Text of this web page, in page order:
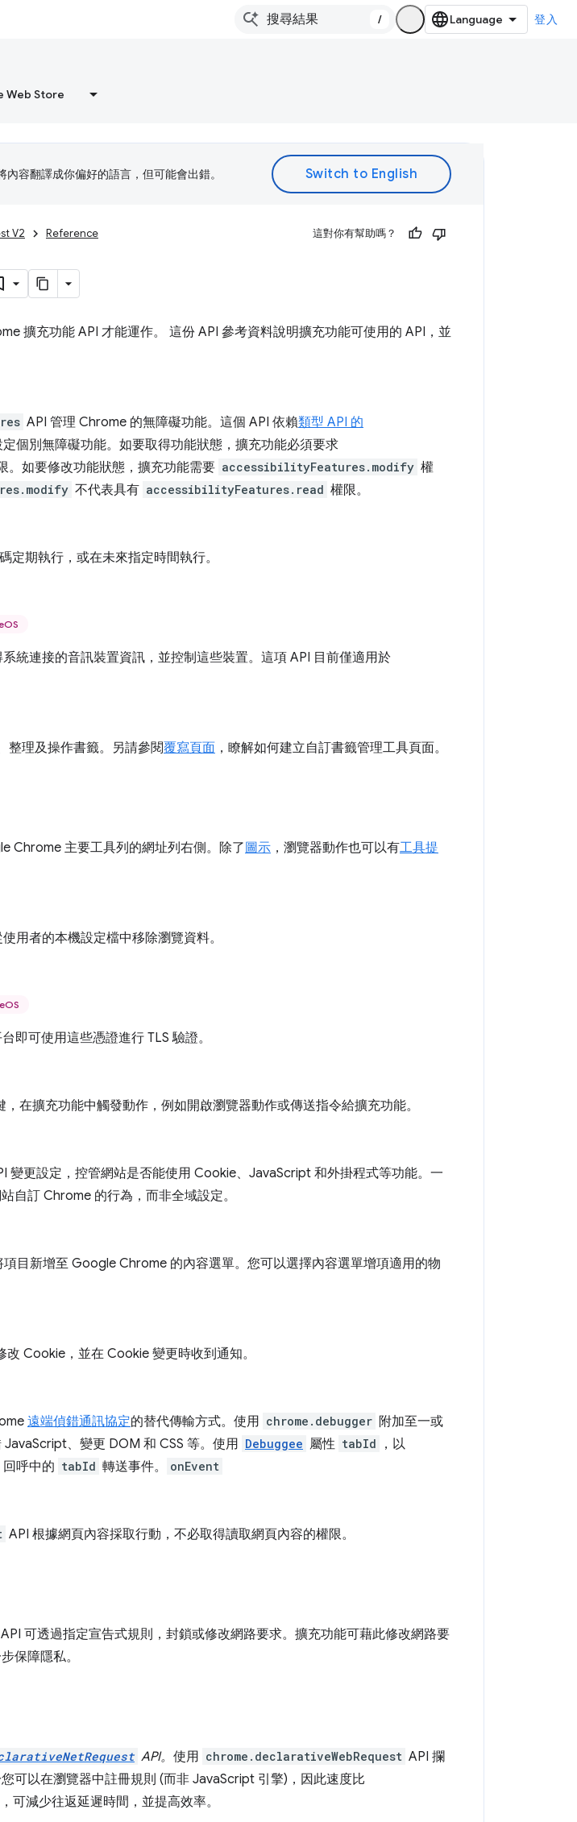
/ 登入
Web Store
容翻譯成你偏好的語言，但可能會出錯。
V2 Reference 這對你有幫助嗎？
擴充功能 API 才能運作。 這份 API 參考資料說明擴充功能可使用的 API，並
API 管理 Chrome 的無障礙功能。這個 API 依賴類型 API 的
定個別無障礙功能。如要取得功能狀態，擴充功能必須要求
。如要修改功能狀態，擴充功能需要 accessibilityFeatures.modify 權
不代表具有 accessibilityFeatures.read 權限。
定期執行，或在未來指定時間執行。
統連接的音訊裝置資訊，並控制這些裝置。這項 API 目前僅適用於
整理及操作書籤。另請參閱覆寫頁面 ，瞭解如何建立自訂書籤管理工具頁面。
Chrome 主要工具列的網址列右側。除了 圖示 ，瀏覽器動作也可以有工具提
用者的本機設定檔中移除瀏覽資料。
即可使用這些憑證進行 TLS 驗證。
在擴充功能中觸發動作，例如開啟瀏覽器動作或傳送指令給擴充功能。
變更設定，控管網站是否能使用 Cookie、JavaScript 和外掛程式等功能。一
自訂 Chrome 的行為，而非全域設定。
項目新增至 Google Chrome 的內容選單。您可以選擇內容選單增項適用的物
改 Cookie，並在 Cookie 變更時收到通知。
遠端偵錯通訊協定的替代傳輸方式。使用 chrome.debugger 附加至一或
、變更 DOM 和 CSS 等。使用 Debuggee 屬性 tabId ，以
呼中的 tabId 轉送事件。 onEvent
API 根據網頁內容採取行動，不必取得讀取網頁內容的權限。
API 可透過指定宣告式規則，封鎖或修改網路要求。擴充功能可藉此修改網路要
保障隱私。
API。 使用 chrome.declarativeWebRequest API 攔
可以在瀏覽器中註冊規則 (而非 JavaScript 引擎)，因此速度比
可減少往返延遲時間，並提高效率。